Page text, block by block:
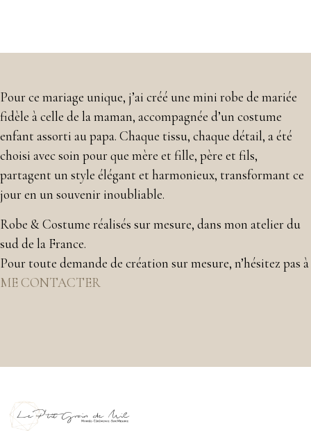
Pour ce mariage unique, j’ai créé une mini robe de mariée
fidèle à celle de la maman, accompagnée d’un costume
enfant assorti au papa. Chaque tissu, chaque détail, a été
choisi avec soin pour que mère et fille, père et fils,
partagent un style élégant et harmonieux, transformant ce
jour en un souvenir inoubliable.
Robe & Costume réalisés sur mesure, dans mon atelier du
sud de la France.
Pour toute demande de création sur mesure, n’hésitez pas à
ME CONTACTER